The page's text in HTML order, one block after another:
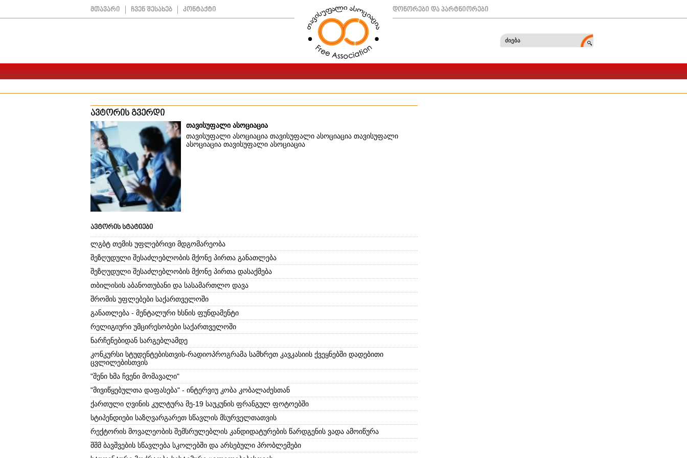
მთავარი ჩვენ შესახებ კონტაქტი დონორები და პარტნიორები
ავტორის გვერდი
თავისუფალი ასოციაცია
თავისუფალი ასოციაცია თავისუფალი ასოციაცია თავისუფალი
ასოციაცია თავისუფალი ასოციაცია
ავტორის სტატიები
ლგბტ თემის უფლებრივი მდგომარეობა
შეზღუდული შესაძლებლობის მქონე პირთა განათლება
შეზღუდული შესაძლებლობის მქონე პირთა დასაქმება
თბილისის აბანოთუბანი და სასამართლო დავა
შრომის უფლებები საქართველოში
განათლება - მენტალური ხსნის ფუნდამენტი
რელიგიური უმცირესობები საქართველოში
ნარჩენებიდან სარგებლამდე
კონკურსი სტუდენტებისთვის-რადიოპროგრამა სამხრეთ კავკასიის ქვეყნებში დადებითი
ცვლილებისთვის
"შენი ხმა ჩვენი მომავალი"
"მივიწყებულთა დაფასება" - ინტერვიუ კობა კობალაძესთან
ქართული ღვინის კულტურა მე-19 საუკუნის ფრანგულ ფოტოებში
სტიპენდიები საზღვარგარეთ სწავლის მსურველთათვის
რექტორის მოვალეობის შემსრულებლის კანდიდატურების წარდგენის ვადა ამოიწურა
შშმ ბავშვების სწავლება სკოლებში და არსებული პრობლემები